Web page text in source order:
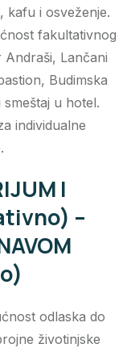
kafu i osveženje.
fakultativnog
Lančani
Budimska
u hotel.
individualne
I
–
odlaska do
životinjske